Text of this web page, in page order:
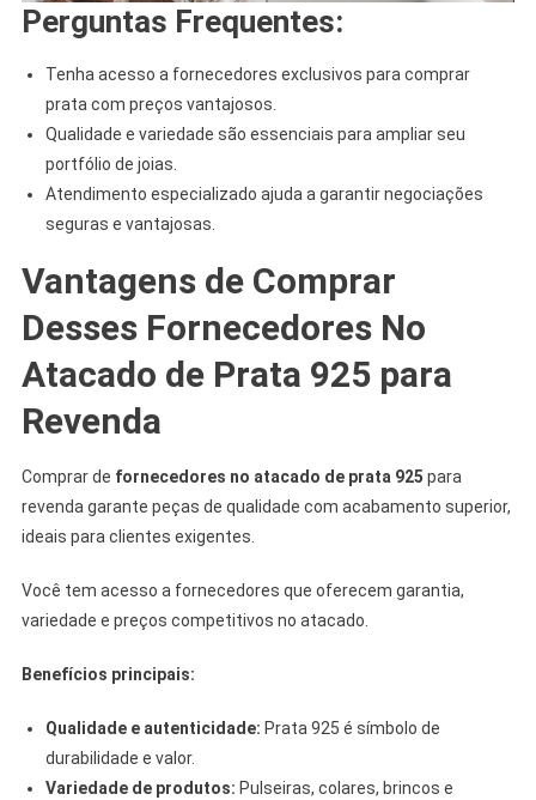
Perguntas Frequentes:
Tenha acesso a fornecedores exclusivos para comprar
prata com preços vantajosos.
Qualidade e variedade são essenciais para ampliar seu
portfólio de joias.
Atendimento especializado ajuda a garantir negociações
seguras e vantajosas.
Vantagens de Comprar
Desses Fornecedores No
Atacado de Prata 925 para
Revenda
Comprar de fornecedores no atacado de prata 925 para
revenda garante peças de qualidade com acabamento superior,
ideais para clientes exigentes.
Você tem acesso a fornecedores que oferecem garantia,
variedade e preços competitivos no atacado.
Benefícios principais:
Qualidade e autenticidade: Prata 925 é símbolo de
durabilidade e valor.
Variedade de produtos: Pulseiras, colares, brincos e